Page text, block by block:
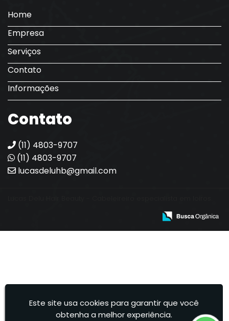
Home
Empresa
Serviços
Contato
Informações
Contato
(11) 4803-9707
(11) 4803-9707
lucasdeluhb@gmail.com
Este site usa cookies para garantir que você
obtenha a melhor experiência.